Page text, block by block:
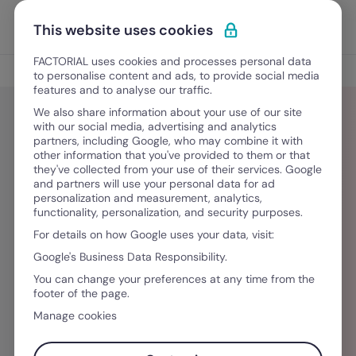
Ir para o conteúdo
Experimente Grátis
Blog
Bruna Carnevale
Bruna Carnevale é Content Manager da
Factorial para os mercados do Brasil e Portugal.
Com uma formação diversa em comunicação e
línguas, se diz cada vez mais apaixonada pela
área de RH e acredita que o acesso à
informação de qualidade pode ajudar tornar a
gestão de pessoas cada vez mais humanizada e
eficiente.
This website uses cookies
FACTORIAL uses cookies and processes personal data
to personalise content and ads, to provide social media
features and to analyse our traffic.
We also share information about your use of our site
with our social media, advertising and analytics
partners, including Google, who may combine it with
other information that you've provided to them or that
they've collected from your use of their services. Google
and partners will use your personal data for ad
personalization and measurement, analytics,
functionality, personalization, and security purposes.
For details on how Google uses your data, visit:
Google's Business Data Responsibility.
You can change your preferences at any time from the
footer of the page.
Manage cookies